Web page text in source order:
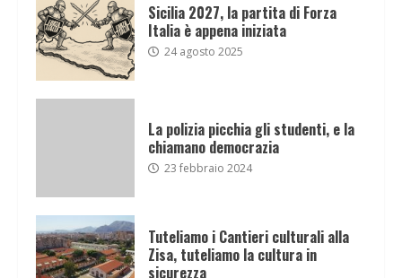
Sicilia 2027, la partita di Forza
Italia è appena iniziata
24 agosto 2025
La polizia picchia gli studenti, e la
chiamano democrazia
23 febbraio 2024
Tuteliamo i Cantieri culturali alla
Zisa, tuteliamo la cultura in
sicurezza